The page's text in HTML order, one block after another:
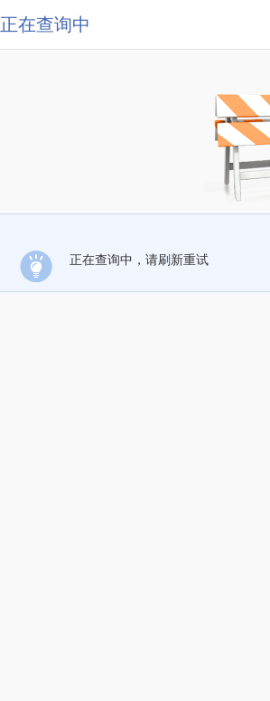
正在查询中
正在查询中，请刷新重试